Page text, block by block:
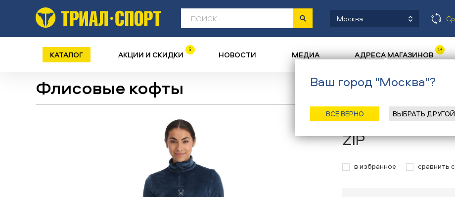
Москва
КАТАЛОГ АКЦИИ И СКИДКИ 5 НОВОСТИ МЕДИА АДРЕСА МАГАЗИНОВ 14
Флисовые кофты Назад / Главная Каталог
Флисовая кофта
ZIP
в избранное сравнить
Ваш город "Москва"?
ВСЕ ВЕРНО ВЫБРАТЬ ДРУГОЙ